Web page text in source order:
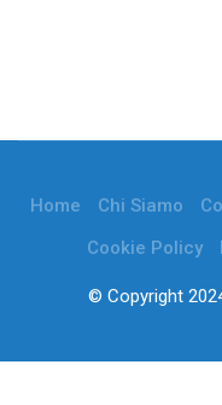
Home Chi Siamo
Cookie Policy
© Copyright